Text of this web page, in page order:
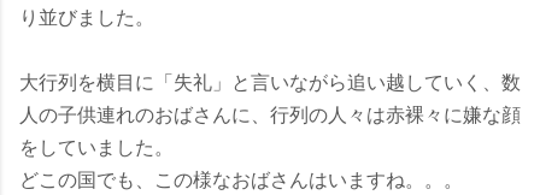
り並びました。
大行列を横目に「失礼」と言いながら追い越していく、数
人の子供連れのおばさんに、行列の人々は赤裸々に嫌な顔
をしていました。
どこの国でも、この様なおばさんはいますね。。。